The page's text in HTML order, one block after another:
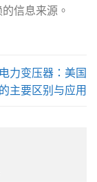
信息来源。
力变压器：美国
主要区别与应用